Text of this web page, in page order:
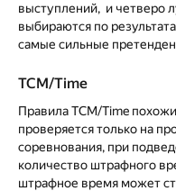
выступлений, и четверо
выбираются по
самые сильные
TCM/Time
Правила TCM/Time
проверяется только на
соревнования, при
количество штрафного
штрафное время может